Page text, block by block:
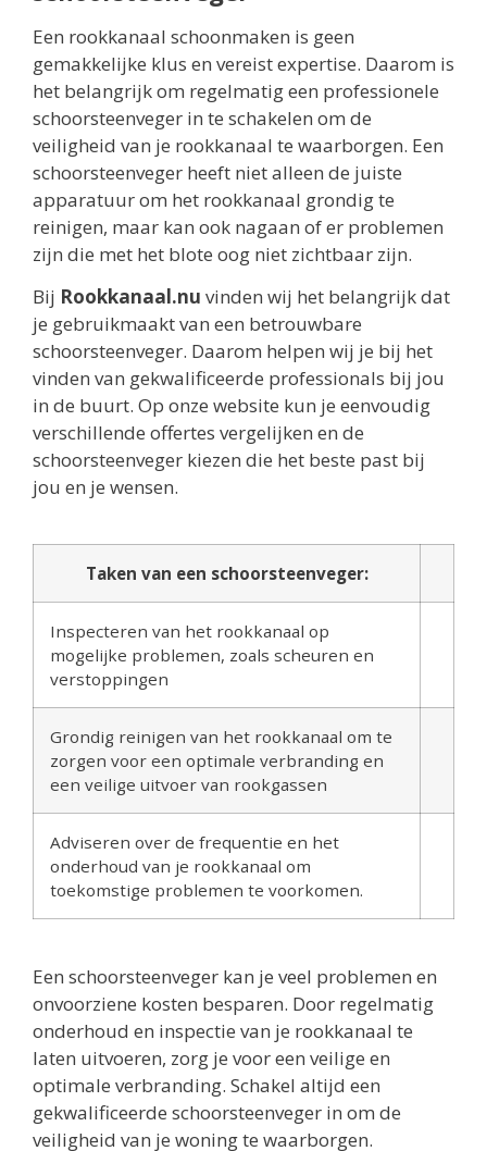
Een rookkanaal schoonmaken is geen
gemakkelijke klus en vereist expertise. Daarom is
het belangrijk om regelmatig een professionele
schoorsteenveger in te schakelen om de
veiligheid van je rookkanaal te waarborgen. Een
schoorsteenveger heeft niet alleen de juiste
apparatuur om het rookkanaal grondig te
reinigen, maar kan ook nagaan of er problemen
zijn die met het blote oog niet zichtbaar zijn.
Bij Rookkanaal.nu vinden wij het belangrijk dat
je gebruikmaakt van een betrouwbare
schoorsteenveger. Daarom helpen wij je bij het
vinden van gekwalificeerde professionals bij jou
in de buurt. Op onze website kun je eenvoudig
verschillende offertes vergelijken en de
schoorsteenveger kiezen die het beste past bij
jou en je wensen.
Taken van een schoorsteenveger:
Inspecteren van het rookkanaal op
mogelijke problemen, zoals scheuren en
verstoppingen
Grondig reinigen van het rookkanaal om te
zorgen voor een optimale verbranding en
een veilige uitvoer van rookgassen
Adviseren over de frequentie en het
onderhoud van je rookkanaal om
toekomstige problemen te voorkomen.
Een schoorsteenveger kan je veel problemen en
onvoorziene kosten besparen. Door regelmatig
onderhoud en inspectie van je rookkanaal te
laten uitvoeren, zorg je voor een veilige en
optimale verbranding. Schakel altijd een
gekwalificeerde schoorsteenveger in om de
veiligheid van je woning te waarborgen.